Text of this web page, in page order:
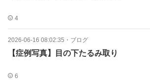
4
2026-06-16 08:02:35 ・ ブログ
【症例写真】目の下たるみ取り
6